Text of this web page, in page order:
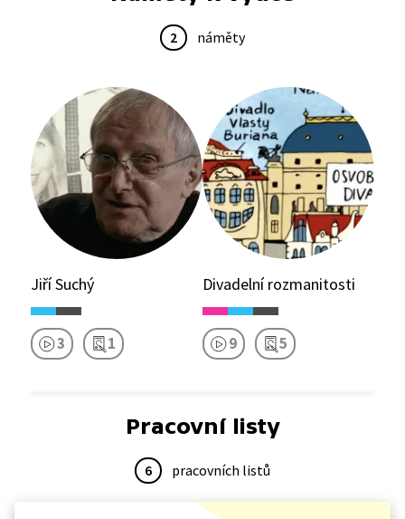
2 náměty
Jiří Suchý
3 1
Divadelní rozmanitosti
9 5
Pracovní listy
6 pracovních listů